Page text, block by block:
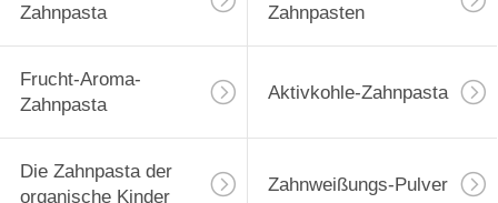
Zahnpasta
Zahnpasten
Frucht-Aroma-
Zahnpasta
Aktivkohle-Zahnpasta
Die Zahnpasta der
organische Kinder
Zahnweißungs-Pulver